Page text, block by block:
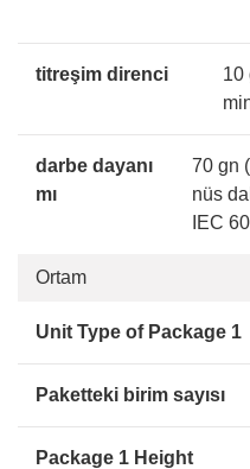
Ortam
titreşim direnci
10
darbe dayanı
mı
70 gn
nüs
IEC
Unit Type of Package 1
Paketteki birim sayısı
Package 1 Height